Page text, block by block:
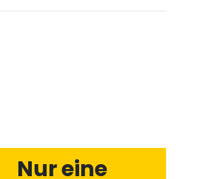
Nur eine